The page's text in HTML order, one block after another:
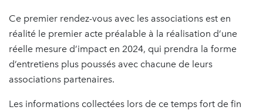
Ce premier rendez-vous avec les associations est en
réalité le premier acte préalable à la réalisation d’une
réelle mesure d’impact en 2024, qui prendra la forme
d’entretiens plus poussés avec chacune de leurs
associations partenaires.
Les informations collectées lors de ce temps fort de fin